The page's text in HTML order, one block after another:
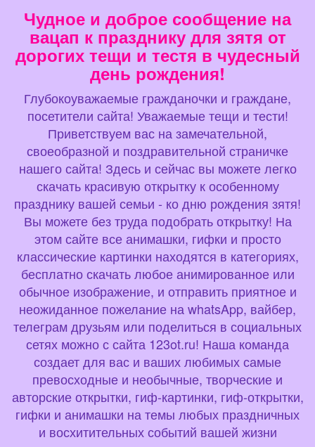
Чудное и доброе сообщение на
вацап к празднику для зятя от
дорогих тещи и тестя в чудесный
день рождения!
Глубокоуважаемые гражданочки и граждане,
посетители сайта! Уважаемые тещи и тести!
Приветствуем вас на замечательной,
своеобразной и поздравительной страничке
нашего сайта! Здесь и сейчас вы можете легко
скачать красивую открытку к особенному
празднику вашей семьи - ко дню рождения зятя!
Вы можете без труда подобрать открытку! На
этом сайте все анимашки, гифки и просто
классические картинки находятся в категориях,
бесплатно скачать любое анимированное или
обычное изображение, и отправить приятное и
неожиданное пожелание на whatsApp, вайбер,
телеграм друзьям или поделиться в социальных
сетях можно с сайта 123ot.ru! Наша команда
создает для вас и ваших любимых самые
превосходные и необычные, творческие и
авторские открытки, гиф-картинки, гиф-открытки,
гифки и анимашки на темы любых праздничных
и восхитительных событий вашей жизни